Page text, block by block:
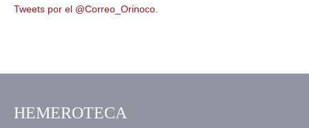
Tweets por el @Correo_Orinoco.
HEMEROTECA